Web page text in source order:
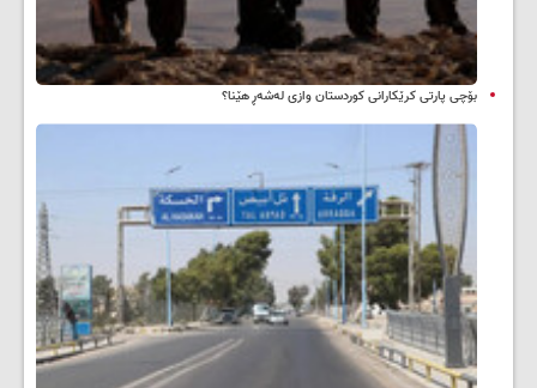
بۆچی پارتی کرێکارانی کوردستان وازی لەشەڕ هێنا؟